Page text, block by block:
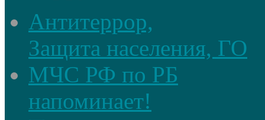
Антитеррор,
Защита населения, ГО
МЧС РФ по РБ
напоминает!